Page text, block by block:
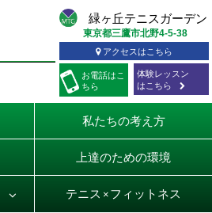
お電話はこ
ちら
東京都三鷹市北野4-5-38
アクセスはこちら
体験レッスン
はこちら
私たちの考え方
上達のための環境
テニス × フィットネス